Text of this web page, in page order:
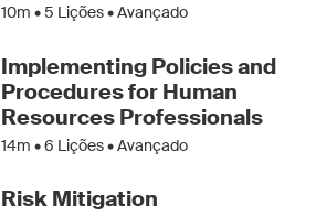
10m •5 Lições • Avançado
Implementing Policies and
Procedures for Human
Resources Professionals
14m •6 Lições • Avançado
Risk Mitigation